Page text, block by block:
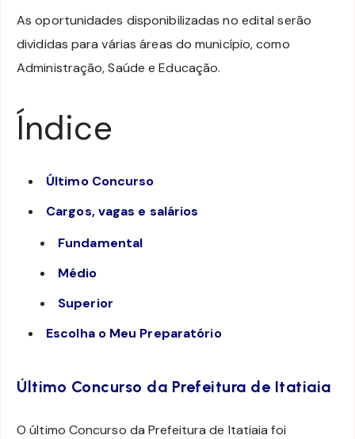
As oportunidades disponibilizadas no edital serão
divididas para várias áreas do município, como
Administração, Saúde e Educação.
Índice
Último Concurso
Cargos, vagas e salários
Fundamental
Médio
Superior
Escolha o Meu Preparatório
Último Concurso da Prefeitura de Itatiaia
O último Concurso da Prefeitura de Itatiaia foi